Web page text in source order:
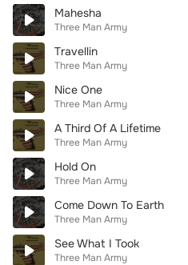
Mahesha
Three Man Army
Travellin
Three Man Army
Nice One
Three Man Army
A Third Of A Lifetime
Three Man Army
Hold On
Three Man Army
Come Down To Earth
Three Man Army
See What I Took
Three Man Army